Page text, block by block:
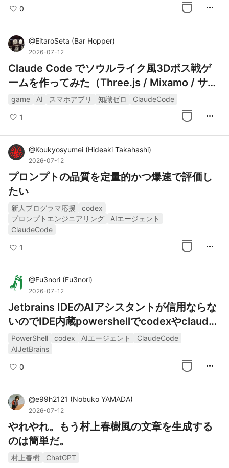
0 more_horiz
@EitaroSeta (Bar Hopper)
2026-07-12
Claude Code でソウルライク風3Dボス戦ゲ
ームを作ってみた（Three.js / Mixamo / サー
バー不要）
game AI スマホアプリ 知識ゼロ ClaudeCode
1 more_horiz
@Koukyosyumei (Hideaki Takahashi)
2026-07-12
プロンプトの品質を定量的かつ爆速で評価し
たい
新人プログラマ応援
codex
プロンプトエンジニアリング
AIエージェント
ClaudeCode
1 more_horiz
@Fu3nori (Fu3nori)
2026-07-12
Jetbrains IDEのAIアシスタントが信用ならな
いのでIDE内蔵powershellでcodexやclaudec
odeを設定する
PowerShell codex AIエージェント
ClaudeCode
AIJetBrains
0 more_horiz
@e99h2121 (Nobuko YAMADA)
2026-07-12
やれやれ。もう村上春樹風の文章を生成する
のは簡単だ。
村上春樹 ChatGPT